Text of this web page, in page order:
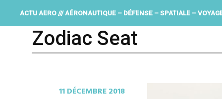
ACTU AERO /// AÉRONAUTIQUE – DÉFENSE – SPATIALE –
Zodiac Seat
11 DÉCEMBRE 2018